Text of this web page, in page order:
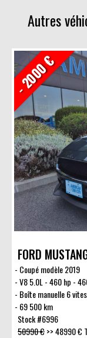
Autres
- 2000 €
FORD
Coupé modèle 2019
V8 5.0L - 460 hp -
Boîte manuelle 6
69 500 km
Stock #6996
50990 €>>48990 €